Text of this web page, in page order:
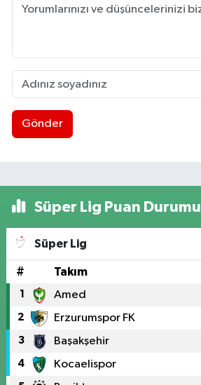
Gönder
Süper Lig Puan Durumu
Süper Lig
# Takım
1 Amed
2 Erzurumspor FK
3 Başakşehir
4 Kocaelispor